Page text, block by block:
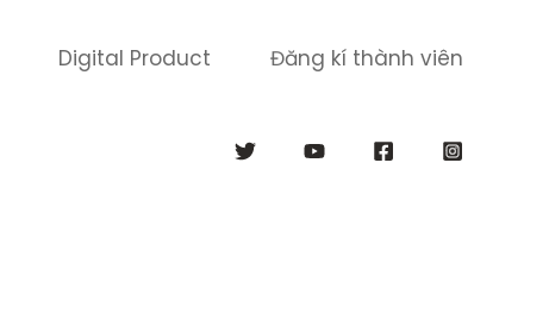
Digital Product Đăng kí thành viên